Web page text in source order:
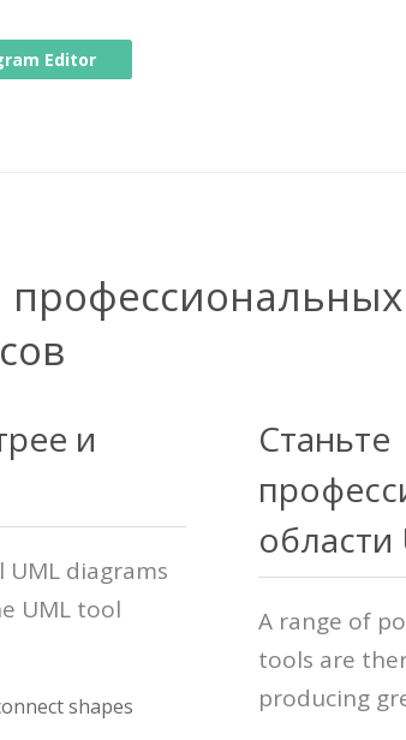
Editor
и
diagrams
UML tool
shapes
Станьте
области
A range of
tools are
producing